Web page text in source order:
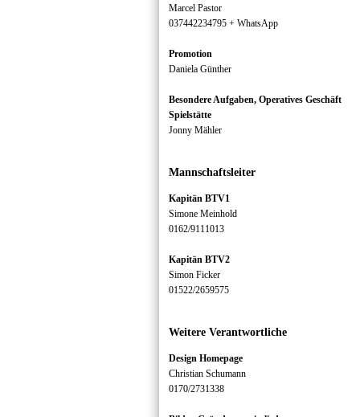
Marcel Pastor
037442234795 + WhatsApp
Promotion
Daniela Günther
Besondere Aufgaben, Operatives Geschäft
Spielstätte
Jonny Mähler
Mannschaftsleiter
Kapitän BTV1
Simone Meinhold
0162/9111013
Kapitän BTV2
Simon Ficker
01522/2659575
Weitere Verantwortliche
Design Homepage
Christian Schumann
0170/2731338